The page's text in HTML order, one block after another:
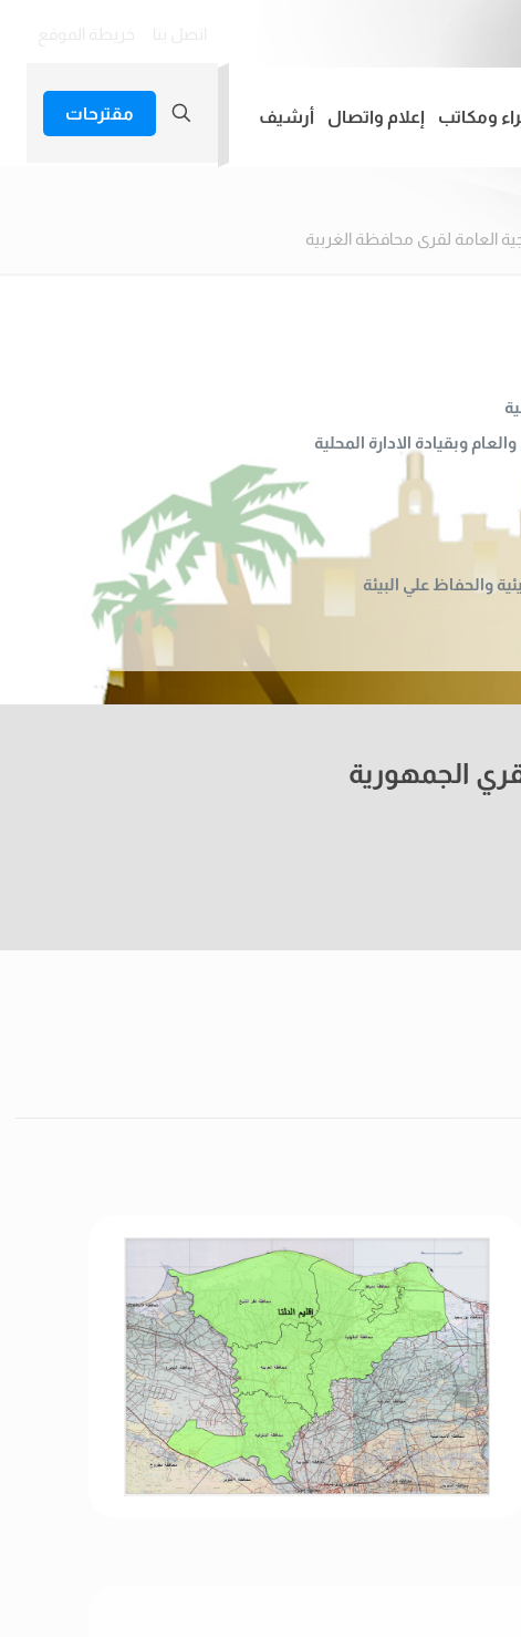
ومكاتب إعلام واتصال أرشيف مقترحات
العامة لقرى محافظة الغربية
وبقيادة الادارة المحلية
والحفاظ علي البيئة
الجمهورية